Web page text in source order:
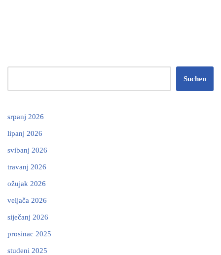
Suchen
srpanj 2026
lipanj 2026
svibanj 2026
travanj 2026
ožujak 2026
veljača 2026
siječanj 2026
prosinac 2025
studeni 2025